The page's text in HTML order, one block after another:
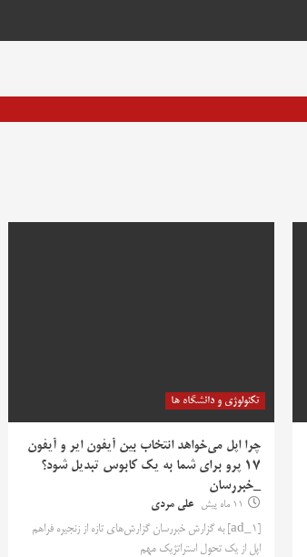
تکنولوژی و دانشگاه ها
چرا اپل می‌خواهد انتخاب بین آیفون ایر و آیفون
۱۷ پرو برای شما به یک کابوس تبدیل شود؟
_خبررسان
11 ماه پیش علی مردی
[ad_1] به گزارش خبررسان گزارش‌های تازه از زنجیره فراهم
اپل از یک تحول استراتژیک مهم